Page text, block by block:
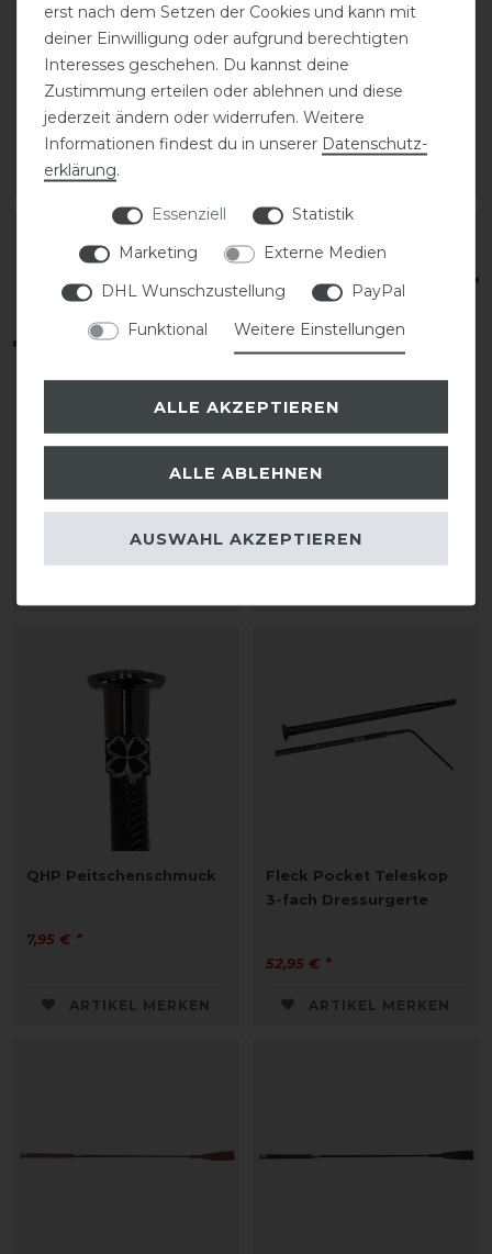
Waldhausen Springgerte
Noblesse
statt 19,95 €
15,96 € *
ARTIKEL MERKEN
Fleck Carbon
Springgerte
34,95 € *
34,95 € *
QHP Peitschenschmuck
7,95 € *
ARTIKEL MERKEN
Fleck Pocket Teleskop
3-fach Dressurgerte
52,95 € *
ARTIKEL MERKEN
erst nach dem Setzen der Cookies und kann mit
deiner Einwilligung oder aufgrund berechtigten
Interesses geschehen. Du kannst deine
Zustimmung erteilen oder ablehnen und diese
jederzeit ändern oder widerrufen. Weitere
Informationen findest du in unserer Daten­schutz­
erklärung.
Essenziell
Statistik
Marketing
Externe Medien
DHL Wunschzustellung
PayPal
Funktional
Weitere Einstellungen
ALLE AKZEPTIEREN
ALLE ABLEHNEN
AUSWAHL AKZEPTIEREN